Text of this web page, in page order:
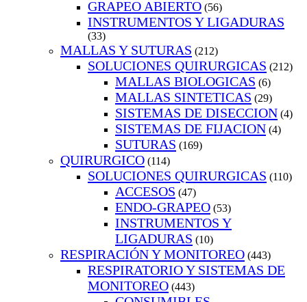
GRAPEO ABIERTO (56)
INSTRUMENTOS Y LIGADURAS
(33)
MALLAS Y SUTURAS (212)
SOLUCIONES QUIRURGICAS (212)
MALLAS BIOLOGICAS (6)
MALLAS SINTETICAS (29)
SISTEMAS DE DISECCION (4)
SISTEMAS DE FIJACION (4)
SUTURAS (169)
QUIRURGICO (114)
SOLUCIONES QUIRURGICAS (110)
ACCESOS (47)
ENDO-GRAPEO (53)
INSTRUMENTOS Y
LIGADURAS (10)
RESPIRACIÓN Y MONITOREO (443)
RESPIRATORIO Y SISTEMAS DE
MONITOREO (443)